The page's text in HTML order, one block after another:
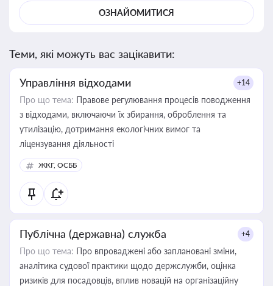
ОЗНАЙОМИТИСЯ
Теми, які можуть вас зацікавити:
Управління відходами +14
Про що тема: Правове регулювання процесів поводження
з відходами, включаючи їх збирання, оброблення та
утилізацію, дотримання екологічних вимог та
ліцензування діяльності
ЖКГ, ОСББ
Публічна (державна) служба +4
Про що тема: Про впроваджені або заплановані зміни,
аналітика судової практики щодо держслужби, оцінка
ризиків для посадовців, вплив новацій на організаційну